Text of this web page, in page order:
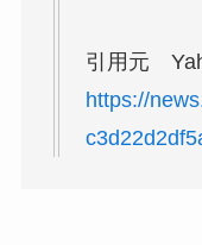
引用元
https://